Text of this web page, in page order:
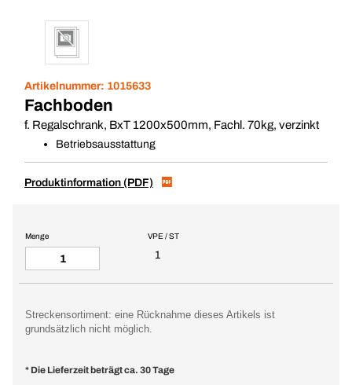
Artikelnummer: 1015633
Fachboden
f. Regalschrank, BxT 1200x500mm, Fachl. 70kg, verzinkt
Betriebsausstattung
Produktinformation (PDF)
VPE / ST
1
Menge
Streckensortiment: eine Rücknahme dieses Artikels ist
grundsätzlich nicht möglich.
* Die Lieferzeit beträgt ca. 30 Tage